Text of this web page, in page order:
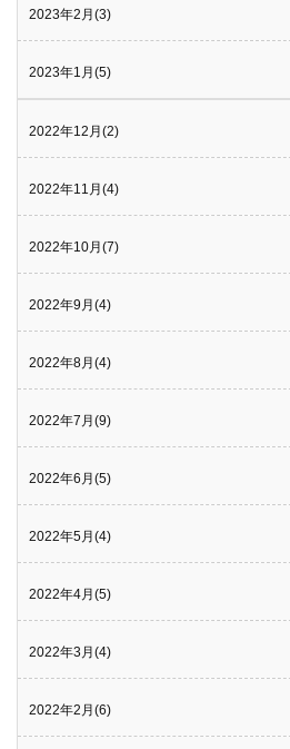
2023年2月(3)
2023年1月(5)
2022年12月(2)
2022年11月(4)
2022年10月(7)
2022年9月(4)
2022年8月(4)
2022年7月(9)
2022年6月(5)
2022年5月(4)
2022年4月(5)
2022年3月(4)
2022年2月(6)